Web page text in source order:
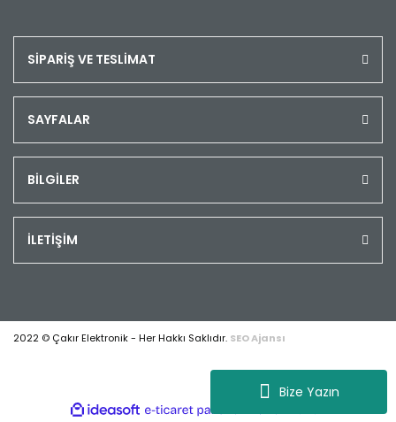
Bize Yazın
SİPARİŞ VE TESLİMAT
SAYFALAR
BİLGİLER
İLETİŞİM
2022 © Çakır Elektronik - Her Hakkı Saklıdır. SEO Ajansı
ideasoft